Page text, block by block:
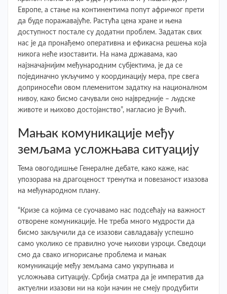
Европе, a стање на континентима попут афричког прети
да буде поражавајуће. Растућа цена хране и њена
доступност постале су додатни проблем. Задатак свих
нас је да пронађемо оперативна и ефикасна решења која
никога неће изоставити. На нама државама, као
најзначајнијим међународним субјектима, је да се
појединачно укључимо у координацију мера, пре свега
доприносећи овом племенитом задатку на националном
нивоу, како бисмо сачували оно највредније – људске
животе и њихово достојанство”, нагласио је Вучић.
Мањак комуникације међу
земљама усложњава ситуацију
Тема овогодишње Генералне дебате, како каже, нас
упозорава на драгоценост тренутка и повезаност изазова
на међународном плану.
“Кризе са којима се суочавамо нас подсећају на важност
отворене комуникације. Не треба много мудрости да
бисмо закључили да се изазови савладавају успешно
само уколико се правилно уоче њихови узроци. Сведоци
смо да свако игнорисање проблема и мањак
комуникације међу земљама само укрупњава и
усложњава ситуацију. Србија сматра да је императив да
актуелни изазови ни на који начин не смеју продубити